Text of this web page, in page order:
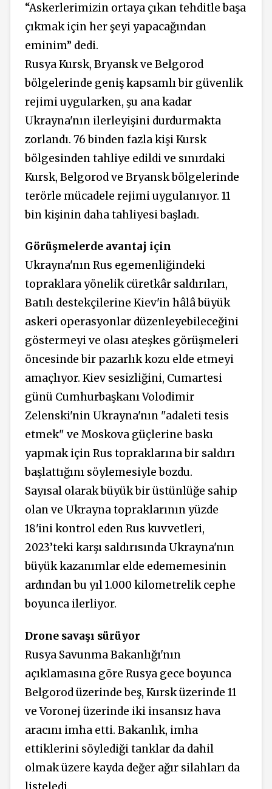
“Askerlerimizin ortaya çıkan tehditle başa
çıkmak için her şeyi yapacağından
eminim” dedi.
Rusya Kursk, Bryansk ve Belgorod
bölgelerinde geniş kapsamlı bir güvenlik
rejimi uygularken, şu ana kadar
Ukrayna'nın ilerleyişini durdurmakta
zorlandı. 76 binden fazla kişi Kursk
bölgesinden tahliye edildi ve sınırdaki
Kursk, Belgorod ve Bryansk bölgelerinde
terörle mücadele rejimi uygulanıyor. 11
bin kişinin daha tahliyesi başladı.
Görüşmelerde avantaj için
Ukrayna'nın Rus egemenliğindeki
topraklara yönelik cüretkâr saldırıları,
Batılı destekçilerine Kiev'in hâlâ büyük
askeri operasyonlar düzenleyebileceğini
göstermeyi ve olası ateşkes görüşmeleri
öncesinde bir pazarlık kozu elde etmeyi
amaçlıyor. Kiev sesizliğini, Cumartesi
günü Cumhurbaşkanı Volodimir
Zelenski'nin Ukrayna'nın "adaleti tesis
etmek" ve Moskova güçlerine baskı
yapmak için Rus topraklarına bir saldırı
başlattığını söylemesiyle bozdu.
Sayısal olarak büyük bir üstünlüğe sahip
olan ve Ukrayna topraklarının yüzde
18'ini kontrol eden Rus kuvvetleri,
2023’teki karşı saldırısında Ukrayna'nın
büyük kazanımlar elde edememesinin
ardından bu yıl 1.000 kilometrelik cephe
boyunca ilerliyor.
Drone savaşı sürüyor
Rusya Savunma Bakanlığı'nın
açıklamasına göre Rusya gece boyunca
Belgorod üzerinde beş, Kursk üzerinde 11
ve Voronej üzerinde iki insansız hava
aracını imha etti. Bakanlık, imha
ettiklerini söylediği tanklar da dahil
olmak üzere kayda değer ağır silahları da